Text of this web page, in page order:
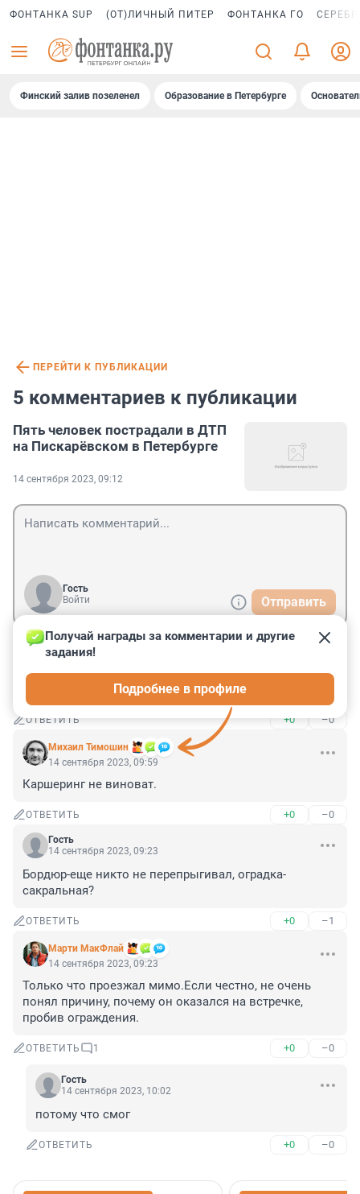
ФОНТАНКА SUP (ОТ)ЛИЧНЫЙ ПИТЕР ФОНТАНКА ГО
Финский залив позеленел Образование в Петербурге
ПЕРЕЙТИ К ПУБЛИКАЦИИ
5 комментариев к публикации
Пять человек пострадали в ДТП
на Пискарёвском в Петербурге
14 сентября 2023, 09:12
Гость
Войти
Отправить
Гость
специалисты ехали ?
ОТВЕТИТЬ +0 –0
Михаил Тимошин
Получай награды за комментарии и другие
задания!
Подробнее в профиле
14 сентября 2023, 09:59
Каршеринг не виноват.
ОТВЕТИТЬ +0 –0
Гость
14 сентября 2023, 09:23
Бордюр-еще никто не перепрыгивал, оградка-
сакральная?
ОТВЕТИТЬ +0 –1
Марти МакФлай
14 сентября 2023, 09:23
Только что проезжал мимо.Если честно, не очень
понял причину, почему он оказался на встречке,
пробив ограждения.
ОТВЕТИТЬ 1 +0 –0
Гость
14 сентября 2023, 10:02
потому что смог
ОТВЕТИТЬ +0 –0